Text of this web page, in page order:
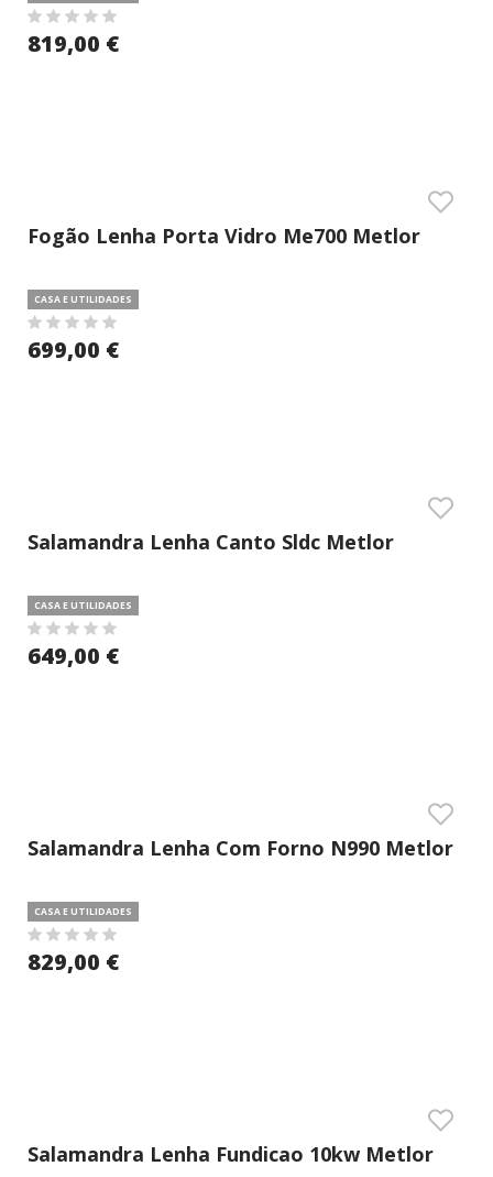
819,00 €
Fogão Lenha Porta Vidro Me700 Metlor
CASA E UTILIDADES
699,00 €
Salamandra Lenha Canto Sldc Metlor
CASA E UTILIDADES
649,00 €
Salamandra Lenha Com Forno N990 Metlor
CASA E UTILIDADES
829,00 €
Salamandra Lenha Fundicao 10kw Metlor